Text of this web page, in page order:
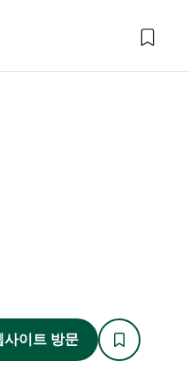
사이트 방문